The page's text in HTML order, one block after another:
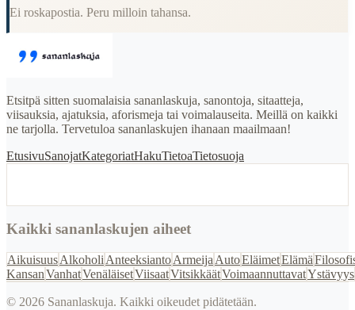
Ei roskapostia. Peru milloin tahansa.
Etsitpä sitten suomalaisia sananlaskuja, sanontoja, sitaatteja,
viisauksia, ajatuksia, aforismeja tai voimalauseita. Meillä on kaikki
ne tarjolla. Tervetuloa sananlaskujen ihanaan maailmaan!
EtusivuSanojatKategoriatHakuTietoaTietosuoja
Kaikki sananlaskujen aiheet
AikuisuusAlkoholi AnteeksiantoArmeija AutoEläimetElämä
KansanVanhatVenäläisetViisaatVitsikkäätVoimaannuttavatYstävyys
© 2026 Sananlaskuja. Kaikki oikeudet pidätetään.